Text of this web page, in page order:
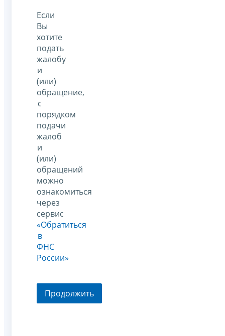
Если
Вы
хотите
подать
жалобу
и
(или)
обращение,
с
порядком
подачи
жалоб
и
(или)
обращений
можно
ознакомиться
через
сервис
«Обратиться
в
ФНС
России»
Продолжить